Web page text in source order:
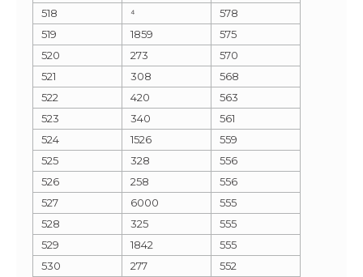
518
⁴
578
519
1859
575
520
273
570
521
308
568
522
420
563
523
340
561
524
1526
559
525
328
556
526
258
556
527
6000
555
528
325
555
529
1842
555
530
277
552